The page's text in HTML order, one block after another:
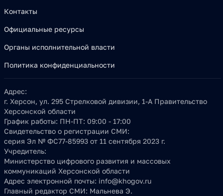
Контакты
Официальные ресурсы
Органы исполнительной власти
Политика конфиденциальности
Адрес:
г. Херсон, ул. 295 Стрелковой дивизии, 1-А Правительство
Херсонской области
График работы: ПН-ПТ: 09:00 - 17:00
Свидетельство о регистрации СМИ:
серия Эл № ФС77-85993 от 11 сентября 2023 г.
Учредитель:
Министерство цифрового развития и массовых
коммуникаций Херсонской области
Адрес электронной почты: info@khogov.ru
Главный редактор СМИ: Мальнева Э.